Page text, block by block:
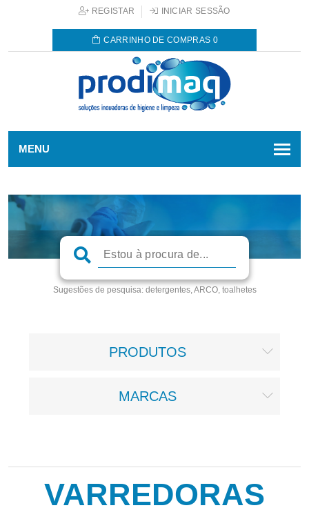
REGISTAR INICIAR SESSÃO
CARRINHO DE COMPRAS 0
MENU
Sugestões de pesquisa:detergentes, ARCO, toalhetes
PRODUTOS
MARCAS
VARREDORAS